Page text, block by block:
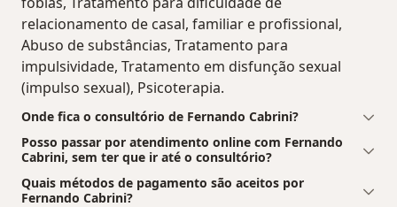
relacionamento de casal, familiar e profissional,
Abuso de substâncias, Tratamento para
impulsividade, Tratamento em disfunção sexual
(impulso sexual), Psicoterapia.
Onde fica o consultório de Fernando Cabrini?
Posso passar por atendimento online com Fernando
Cabrini, sem ter que ir até o consultório?
Quais métodos de pagamento são aceitos por
Fernando Cabrini?